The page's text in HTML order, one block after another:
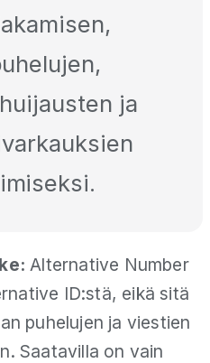
ja
Alternative Number
ID:stä, eikä sitä
puhelujen ja viestien
Saatavilla on vain